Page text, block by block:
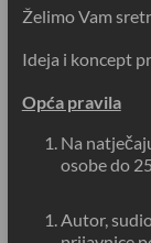
Želimo Vam
Ideja i koncept
Opća pravila
Na
osobe do
Autor,